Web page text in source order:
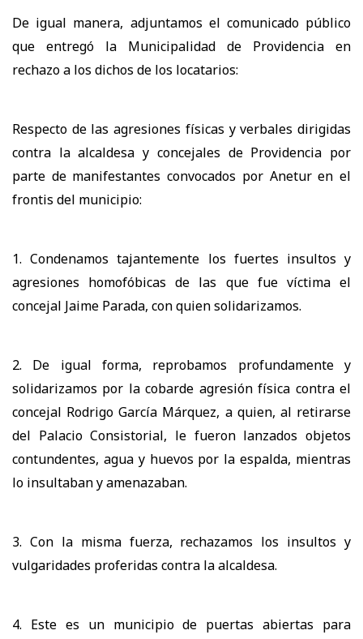
De igual manera, adjuntamos el comunicado público
que entregó la Municipalidad de Providencia en
rechazo a los dichos de los locatarios:
Respecto de las agresiones físicas y verbales dirigidas
contra la alcaldesa y concejales de Providencia por
parte de manifestantes convocados por Anetur en el
frontis del municipio:
1. Condenamos tajantemente los fuertes insultos y
agresiones homofóbicas de las que fue víctima el
concejal Jaime Parada, con quien solidarizamos.
2. De igual forma, reprobamos profundamente y
solidarizamos por la cobarde agresión física contra el
concejal Rodrigo García Márquez, a quien, al retirarse
del Palacio Consistorial, le fueron lanzados objetos
contundentes, agua y huevos por la espalda, mientras
lo insultaban y amenazaban.
3. Con la misma fuerza, rechazamos los insultos y
vulgaridades proferidas contra la alcaldesa.
4. Este es un municipio de puertas abiertas para